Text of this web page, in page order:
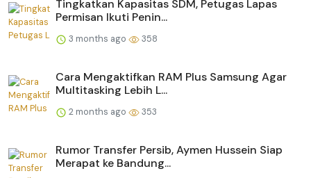
Tingkatkan Kapasitas SDM, Petugas Lapas
Permisan Ikuti Penin...
3 months ago 358
Cara Mengaktifkan RAM Plus Samsung Agar
Multitasking Lebih L...
2 months ago 353
Rumor Transfer Persib, Aymen Hussein Siap
Merapat ke Bandung...